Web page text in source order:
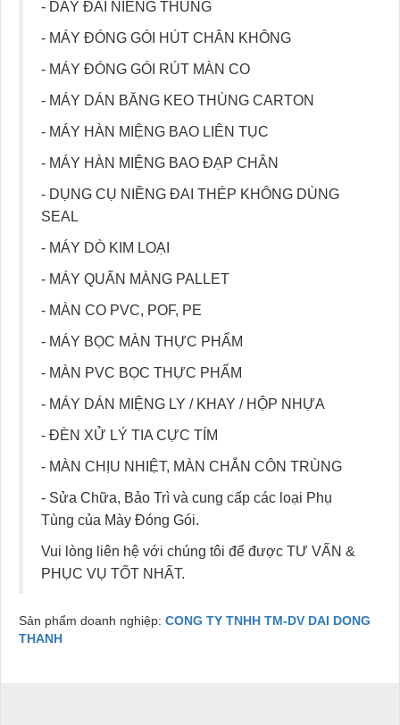
- DÂY ĐAI NIỀNG THÙNG
- MÁY ĐÓNG GÓI HÚT CHÂN KHÔNG
- MÁY ĐÓNG GÓI RÚT MÀN CO
- MÁY DÁN BĂNG KEO THÙNG CARTON
- MÁY HÀN MIỆNG BAO LIÊN TỤC
- MÁY HÀN MIỆNG BAO ĐẠP CHÂN
- DỤNG CỤ NIỀNG ĐAI THÉP KHÔNG DÙNG
SEAL
- MÁY DÒ KIM LOẠI
- MÁY QUẤN MÀNG PALLET
- MÀN CO PVC, POF, PE
- MÁY BỌC MÀN THỰC PHẨM
- MÀN PVC BỌC THỰC PHẨM
- MÁY DÁN MIỆNG LY / KHAY / HỘP NHỰA
- ĐÈN XỬ LÝ TIA CỰC TÍM
- MÀN CHỊU NHIỆT, MÀN CHẮN CÔN TRÙNG
- Sửa Chữa, Bảo Trì và cung cấp các loại Phụ
Tùng của Mày Đóng Gói.
Vui lòng liên hệ với chúng tôi để được TƯ VẤN &
PHỤC VỤ TỐT NHẤT.
Sản phẩm doanh nghiệp: CONG TY TNHH TM-DV DAI DONG
THANH